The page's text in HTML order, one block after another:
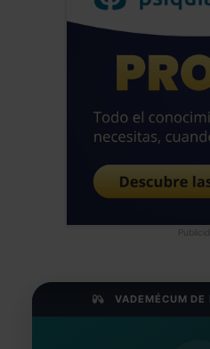
VADEMÉCUM DE